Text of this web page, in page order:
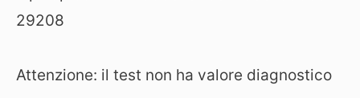
Attenzione: il test non ha valore diagnostico